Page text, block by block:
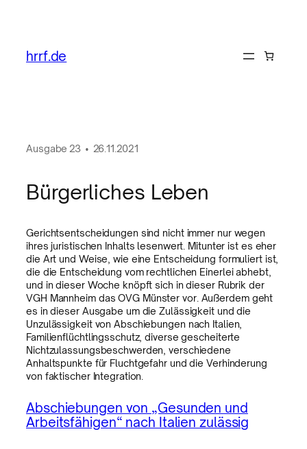
hrrf.de
Ausgabe 23 • 26.11.2021
Bürgerliches Leben
Gerichtsentscheidungen sind nicht immer nur wegen
ihres juristischen Inhalts lesenwert. Mitunter ist es eher
die Art und Weise, wie eine Entscheidung formuliert ist,
die die Entscheidung vom rechtlichen Einerlei abhebt,
und in dieser Woche knöpft sich in dieser Rubrik der
VGH Mannheim das OVG Münster vor. Außerdem geht
es in dieser Ausgabe um die Zulässigkeit und die
Unzulässigkeit von Abschiebungen nach Italien,
Familienflüchtlingsschutz, diverse gescheiterte
Nichtzulassungsbeschwerden, verschiedene
Anhaltspunkte für Fluchtgefahr und die Verhinderung
von faktischer Integration.
Abschiebungen von „Gesunden und
Arbeitsfähigen“ nach Italien zulässig